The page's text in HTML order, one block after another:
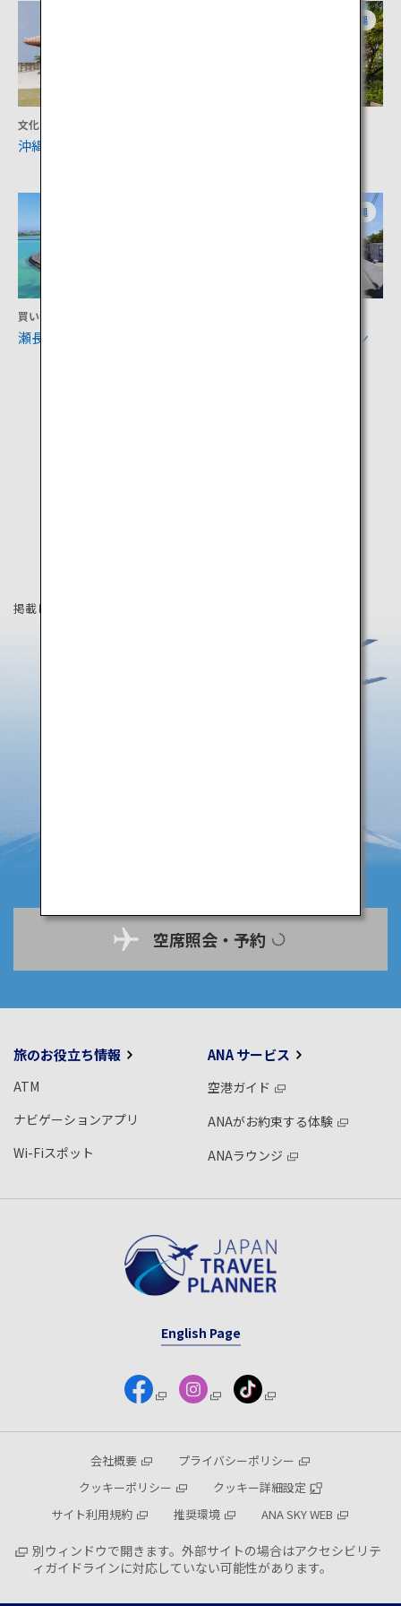
文化
沖縄空手会館
沖縄
買い物
瀬長島ウミカジテラス
沖縄
港川ステイツサイドタウン
掲載している情報は2019年8月時点の情報です。
空席照会・予約
旅のお役立ち情報
ATM
ナビゲーションアプリ
Wi-Fiスポット
ANA サービス
空港ガイド
ANAがお約束する体験
ANAラウンジ
English Page
会社概要
プライバシーポリシー
クッキーポリシー
クッキー詳細設定
サイト利用規約
推奨環境 ANA SKY WEB
別ウィンドウで開きます。外部サイトの場合はアクセシビリテ
ィガイドラインに対応していない可能性があります。